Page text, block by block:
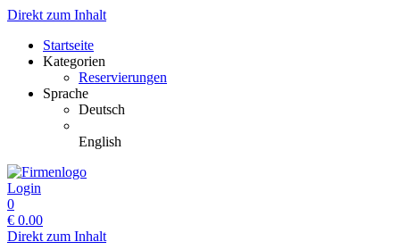
Direkt zum Inhalt
Startseite
Kategorien
Reservierungen
Sprache
Deutsch
English
Login
0
€ 0.00
Direkt zum Inhalt